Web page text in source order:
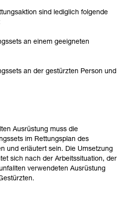
sind lediglich folgende
an einem geeigneten
an der gestürzten Person und
Ausrüstung muss die
im Rettungsplan des
und erläutert sein. Die Umsetzung
sich nach der Arbeitssituation, der
verwendeten Ausrüstung